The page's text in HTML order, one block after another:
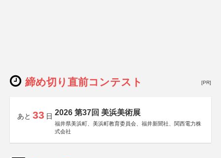
締め切り直前コンテスト [PR]
あと 33 日 2026 第37回 美浜美術展
福井県美浜町、美浜町教育委員会、福井新聞社、関西電力株
式会社